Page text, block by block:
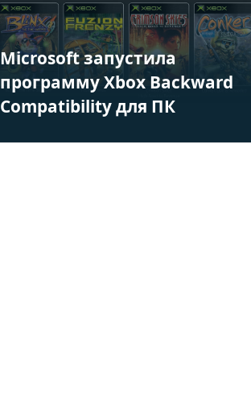
Microsoft запустила
программу Xbox Backward
Compatibility для ПК